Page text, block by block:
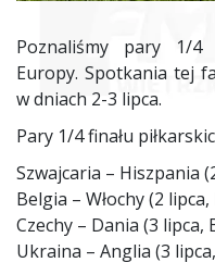
Poznaliśmy pary 1/4
Europy. Spotkania tej
w dniach 2-3 lipca.
Pary 1/4 finału
Szwajcaria – Hiszpania
Belgia – Włochy (2
Czechy – Dania (3 lipca,
Ukraina – Anglia (3